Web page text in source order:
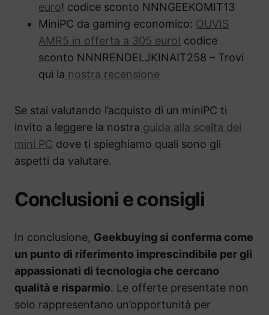
euro! codice sconto NNNGEEKOMIT13
MiniPC da gaming economico: OUVIS
AMR5 in offerta a 305 euro! codice
sconto NNNRENDELJKINAIT258 – Trovi
qui la nostra recensione
Se stai valutando l’acquisto di un miniPC ti
invito a leggere la nostra guida alla scelta dei
mini PC dove ti spieghiamo quali sono gli
aspetti da valutare.
Conclusioni e consigli
In conclusione, Geekbuying si conferma come
un punto di riferimento imprescindibile per gli
appassionati di tecnologia che cercano
qualità e risparmio. Le offerte presentate non
solo rappresentano un’opportunità per